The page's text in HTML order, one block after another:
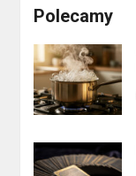
Polecamy